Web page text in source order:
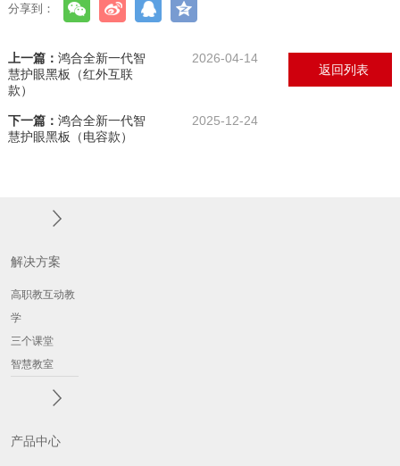
分享到：
上一篇： 鸿合全新一代智
慧护眼黑板（红外互联
款）
2026-04-14
下一篇： 鸿合全新一代智
慧护眼黑板（电容款）
2025-12-24
返回列表
解决方案
高职教互动教
学
三个课堂
智慧教室
产品中心